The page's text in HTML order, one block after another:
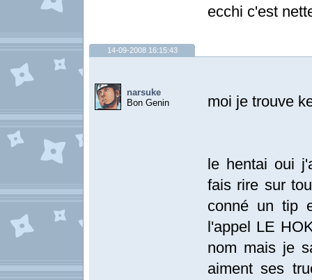
ecchi c'est
14-09-2008 16:15:43
narsuke
Bon Genin
moi je trouve
le hentai oui
fais rire sur
conné un tip
l'appel LE
nom mais je
aiment ses